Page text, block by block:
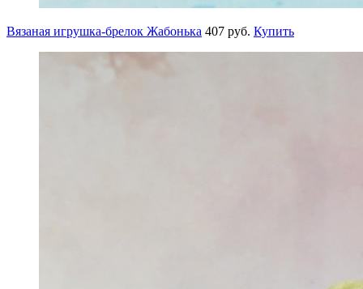
Вязаная игрушка-брелок Жабонька 407 руб. Купить